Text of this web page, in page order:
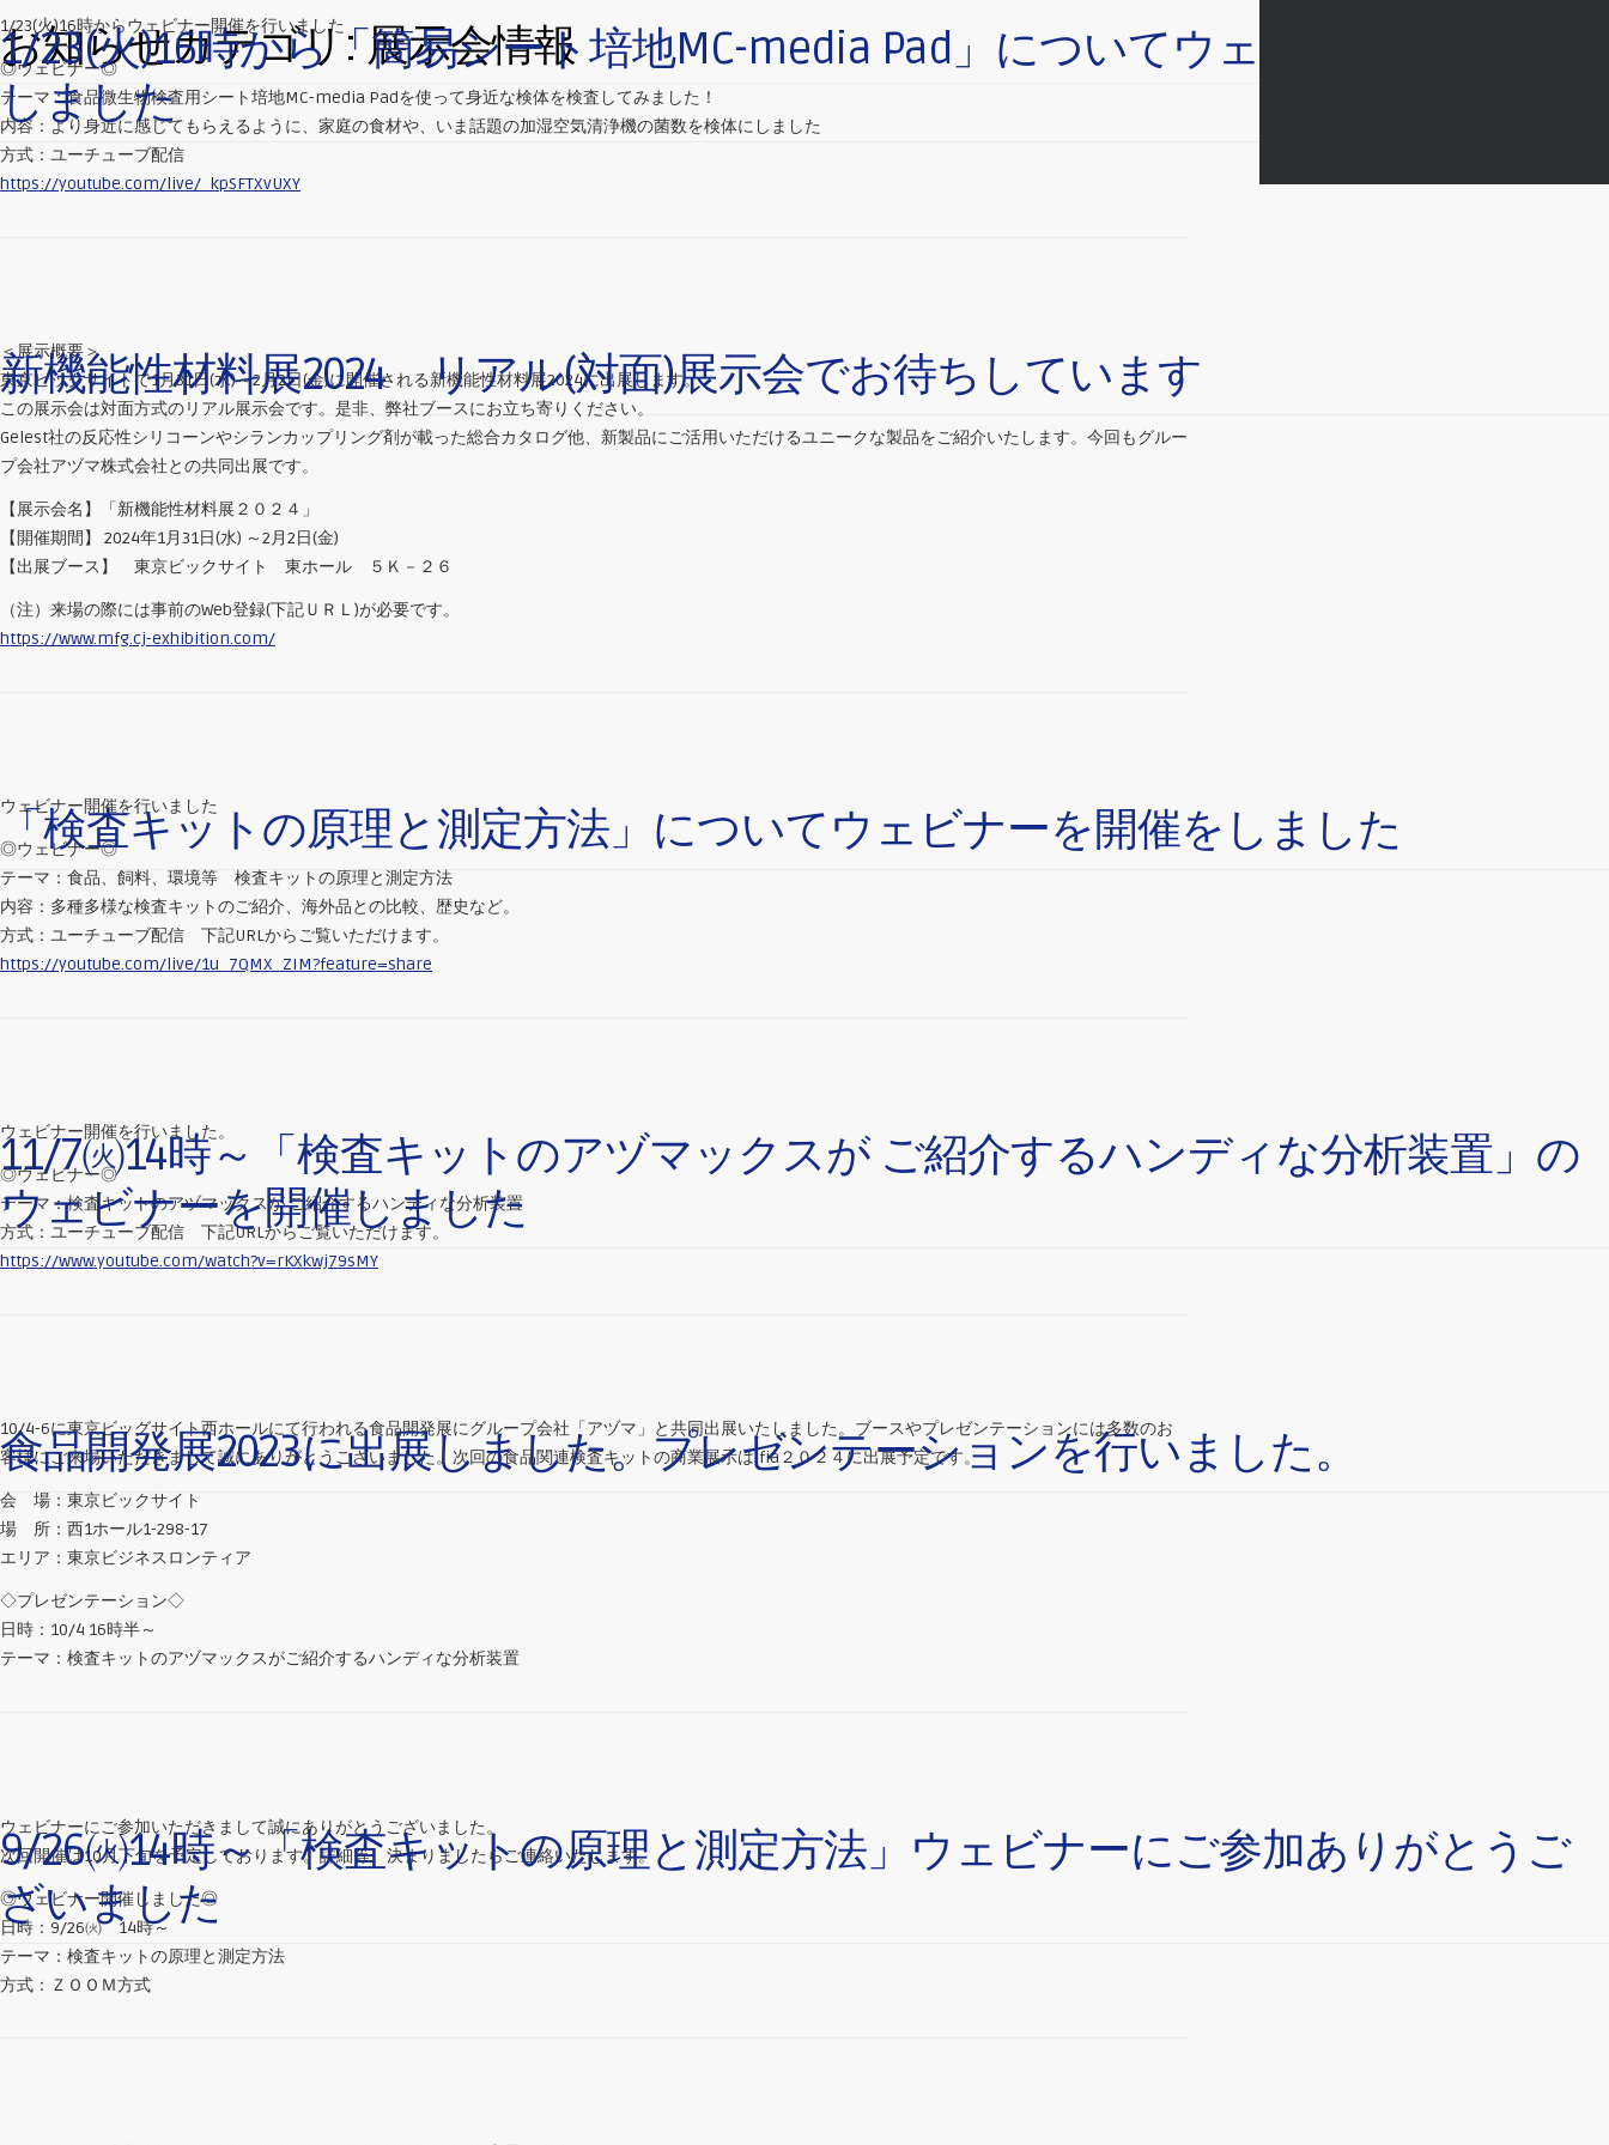
お知らせカテゴリ:展示会情報
1/23(火)16時から「簡易シート培地MC-media Pad」についてウェビナーを開催を
しました
1/23(火)16時からウェビナー開催を行いました
◎ウェビナー◎
テーマ：食品微生物検査用シート培地MC-media Padを使って身近な検体を検査してみました！
内容：より身近に感じてもらえるように、家庭の食材や、いま話題の加湿空気清浄機の菌数を検体にしました
方式：ユーチューブ配信
https://youtube.com/live/_kpSFTXvUXY
新機能性材料展2024 リアル(対面)展示会でお待ちしています
＜展示概要＞
東京ビックサイトで1月31日(水)～2月2日(金)に開催される新機能性材料展2024に出展します。
この展示会は対面方式のリアル展示会です。是非、弊社ブースにお立ち寄りください。
Gelest社の反応性シリコーンやシランカップリング剤が載った総合カタログ他、新製品にご活用いただけるユニークな製品をご紹介いたします。今回もグルー
プ会社アヅマ株式会社との共同出展です。
【展示会名】「新機能性材料展２０２４」
【開催期間】 2024年1月31日(水) ～2月2日(金)
【出展ブース】 東京ビックサイト 東ホール ５Ｋ－２６
（注）来場の際には事前のWeb登録(下記ＵＲＬ)が必要です。
https://www.mfg.cj-exhibition.com/
「検査キットの原理と測定方法」についてウェビナーを開催をしました
ウェビナー開催を行いました
◎ウェビナー◎
テーマ：食品、飼料、環境等 検査キットの原理と測定方法
内容：多種多様な検査キットのご紹介、海外品との比較、歴史など。
方式：ユーチューブ配信 下記URLからご覧いただけます。
https://youtube.com/live/1u_7QMX_ZIM?feature=share
11/7㈫14時～「検査キットのアヅマックスが ご紹介するハンディな分析装置」の
ウェビナーを開催しました
ウェビナー開催を行いました。
◎ウェビナー◎
テーマ：検査キットのアヅマックスが ご紹介するハンディな分析装置
方式：ユーチューブ配信 下記URLからご覧いただけます。
https://www.youtube.com/watch?v=rKXkwj79sMY
食品開発展2023に出展しました。プレゼンテーションを行いました。
10/4-6に東京ビッグサイト西ホールにて行われる食品開発展にグループ会社「アヅマ」と共同出展いたしました。ブースやプレゼンテーションには多数のお
客様にご来場いただきまして誠にありがとうございました。次回の食品関連検査キットの商業展示はifia２０２４に出展予定です。
会 場：東京ビックサイト
場 所：西1ホール1-298-17
エリア：東京ビジネスロンティア
◇プレゼンテーション◇
日時：10/4 16時半～
テーマ：検査キットのアヅマックスがご紹介するハンディな分析装置
9/26㈫14時～「検査キットの原理と測定方法」ウェビナーにご参加ありがとうご
ざいました
ウェビナーにご参加いただきまして誠にありがとうございました。
次回開催は10月下旬を予定しております。詳細等、決まりましたらご連絡いたします。
◎ウェビナー開催しました◎
日時：9/26㈫ 14時～
テーマ：検査キットの原理と測定方法
方式：ＺＯＯＭ方式